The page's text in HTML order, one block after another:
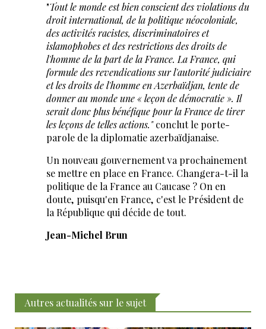
"Tout le monde est bien conscient des violations du
droit international, de la politique néocoloniale,
des activités racistes, discriminatoires et
islamophobes et des restrictions des droits de
l'homme de la part de la France. La France, qui
formule des revendications sur l'autorité judiciaire
et les droits de l'homme en Azerbaïdjan, tente de
donner au monde une « leçon de démocratie ». Il
serait donc plus bénéfique pour la France de tirer
les leçons de telles actions."conclut le porte-
parole de la diplomatie azerbaïdjanaise.
Un nouveau gouvernement va prochainement
se mettre en place en France. Changera-t-il la
politique de la France au Caucase ? On en
doute, puisqu'en France, c'est le Président de
la République qui décide de tout.
Jean-Michel Brun
Autres actualités sur le sujet